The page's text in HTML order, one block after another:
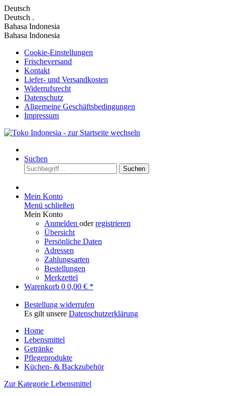
Deutsch
Deutsch .
Bahasa Indonesia
Bahasa Indonesia
Cookie-Einstellungen
Frischeversand
Kontakt
Liefer- und Versandkosten
Widerrufsrecht
Datenschutz
Allgemeine Geschäftsbedingungen
Impressum
Suchen
Suchen
Mein Konto
Menü schließen
Mein Konto
Anmelden oderregistrieren
Übersicht
Persönliche Daten
Adressen
Zahlungsarten
Bestellungen
Merkzettel
Warenkorb 0 0,00 € *
Bestellung widerrufen
Es gilt unsere Datenschutzerklärung
Home
Lebensmittel
Getränke
Pflegeprodukte
Küchen- & Backzubehör
Zur Kategorie Lebensmittel